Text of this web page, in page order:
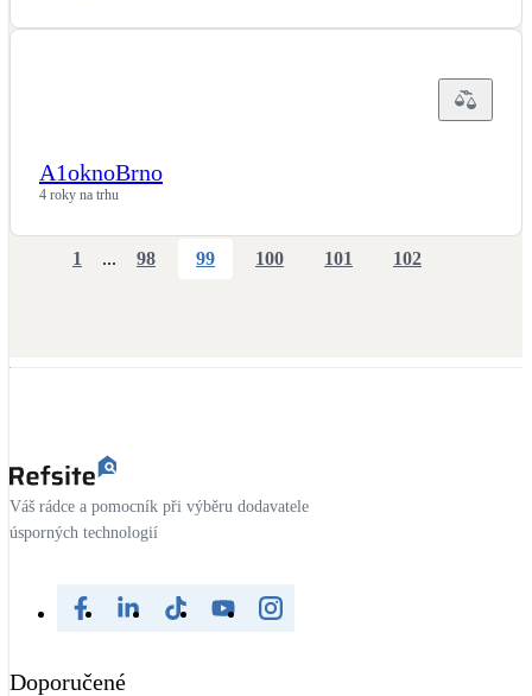
A1oknoBrno
4 roky na trhu
1 ... 98 99 100 101 102
Váš rádce a pomocník při výběru dodavatele
úsporných technologií
Doporučené